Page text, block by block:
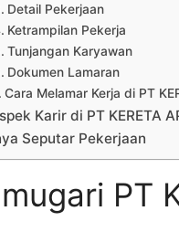
Detail Pekerjaan
Ketrampilan Pekerja
Tunjangan Karyawan
Dokumen Lamaran
Cara Melamar Kerja di PT
Karir di PT KERETA
Seputar Pekerjaan
PT